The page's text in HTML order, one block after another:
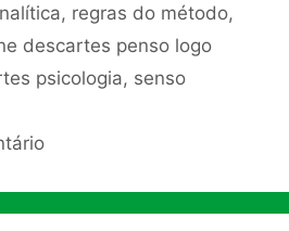
, regras do método,
descartes penso logo
psicologia, senso